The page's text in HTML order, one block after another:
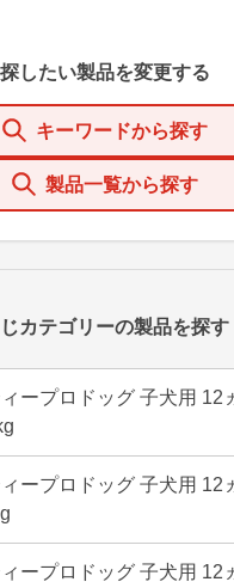
探したい製品を変更する
キーワードから探す
製品一覧から探す
カテゴリーの製品を探す
ープロドッグ 子犬用 12
ープロドッグ 子犬用 12
ープロドッグ 子犬用 12